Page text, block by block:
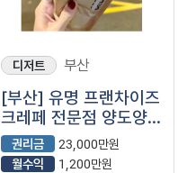
디저트 부산
[부산] 유명 프랜차이즈
크레페 전문점 양도양수
창업 (디저트카페/
부산카페)
권리금
23,000만원
월수익
1,200만원